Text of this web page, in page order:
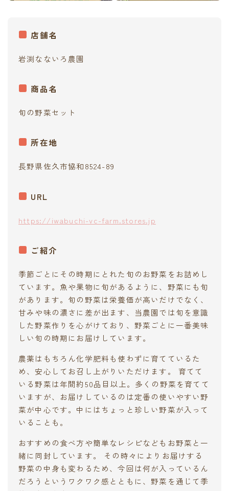
店舗名
岩渕なないろ農園
商品名
旬の野菜セット
所在地
長野県佐久市協和8524-89
URL
https://iwabuchi-vc-farm.stores.jp
ご紹介
季節ごとにその時期にとれた旬のお野菜をお詰めし
ています。魚や果物に旬があるように、野菜にも旬
があります。旬の野菜は栄養価が高いだけでなく、
甘みや味の濃さに差が出ます、当農園では旬を意識
した野菜作りを心がけており、野菜ごとに一番美味
しい旬の時期にお届けしています。
農薬はもちろん化学肥料も使わずに育てているた
め、安心してお召し上がりいただけます。 育てて
いる野菜は年間約50品目以上。多くの野菜を育てて
いますが、お届けしているのは定番の使いやすい野
菜が中心です。中にはちょっと珍しい野菜が入って
いることも。
おすすめの食べ方や簡単なレシピなどもお野菜と一
緒に同封しています。 その時々によりお届けする
野菜の中身も変わるため、今回は何が入っているん
だろうというワクワク感とともに、野菜を通じて季